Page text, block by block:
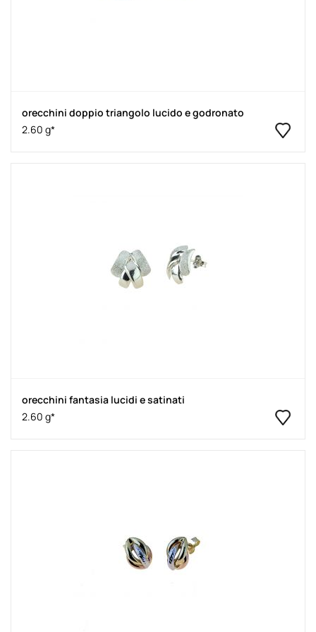
orecchini doppio triangolo lucido e godronato
2.60 g*
orecchini fantasia lucidi e satinati
2.60 g*